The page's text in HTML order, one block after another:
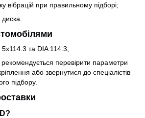
вібрацій при правильному підборі;
5x114.3 та DIA 114.3;
перевірити параметри
або звернутися до спеціалістів
підбору.